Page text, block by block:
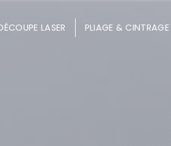
LASER PLIAGE & CINTRAGE